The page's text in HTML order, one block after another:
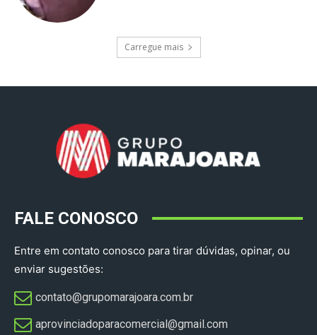
Carregue mais
FALE CONOSCO
Entre em contato conosco para tirar dúvidas, opinar, ou
enviar sugestões:
contato@grupomarajoara.com.br
aprovinciadoparacomercial@gmail.com​